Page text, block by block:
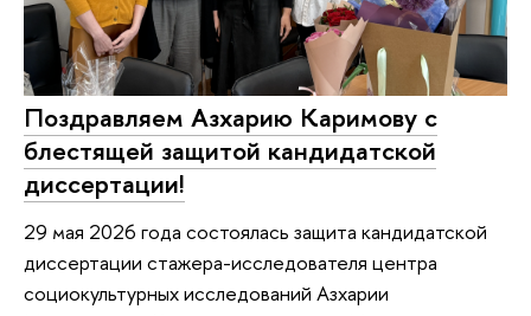
Поздравляем Азхарию Каримову с
блестящей защитой кандидатской
диссертации!
29 мая 2026 года состоялась защита кандидатской
диссертации стажера-исследователя центра
социокультурных исследований Азхарии